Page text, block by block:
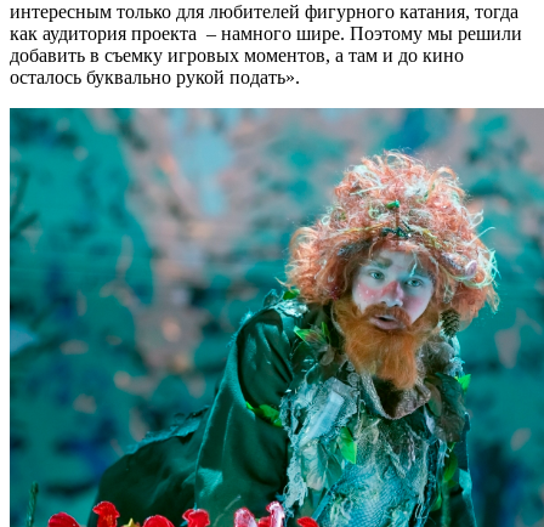
интересным только для любителей фигурного катания, тогда
как аудитория проекта – намного шире. Поэтому мы решили
добавить в съемку игровых моментов, а там и до кино
осталось буквально рукой подать».